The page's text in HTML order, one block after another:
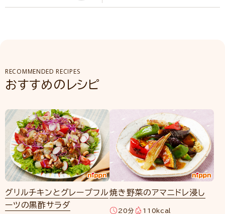
RECOMMENDED RECIPES
おすすめのレシピ
グリルチキンとグレープフル
ーツの黒酢サラダ
焼き野菜のアマニドレ浸し
20分 110kcal